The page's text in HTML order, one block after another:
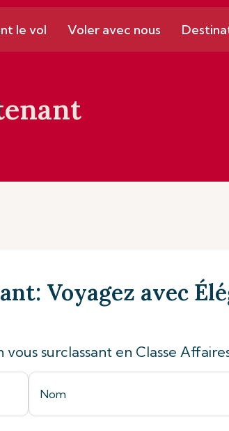
le vol Voler avec nous
Voyagez avec
surclassant en Classe